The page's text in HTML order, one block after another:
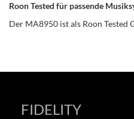
Roon Tested für passende
Der MA8950 ist als Roon Tested
FIDELITY